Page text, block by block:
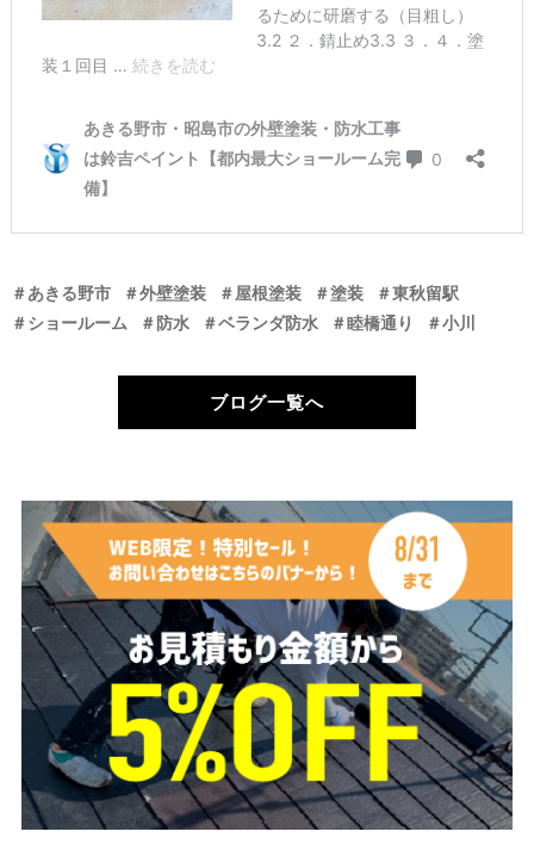
＃あきる野市 ＃外壁塗装 ＃屋根塗装 ＃塗装
＃東秋留駅
＃ショールーム
＃防水 ＃ベランダ防水 ＃睦橋通り ＃小川
ブログ一覧へ